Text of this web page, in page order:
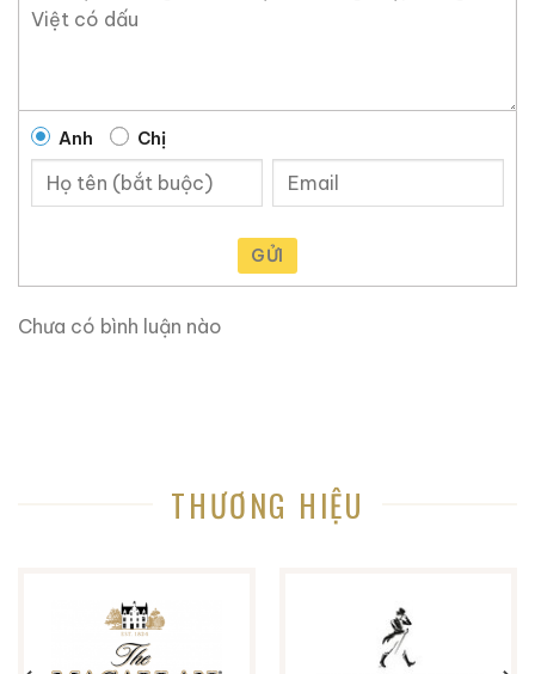
Chivas 21 , Rượu Chivas 25 , đặc biệt là
các phiên
bản Chivas xách tay
cấp.
Địa chỉ: 1061 Phạm Văn Đồng, Linh Tây, Thủ Đức,
TP.HCM
Hotline: 096 373 9768
Website:ruouxachtay.com
Maps:https://www.google.com/maps?
Anh Chị
GỬI
Chưa có bình luận nào
THƯƠNG HIỆU